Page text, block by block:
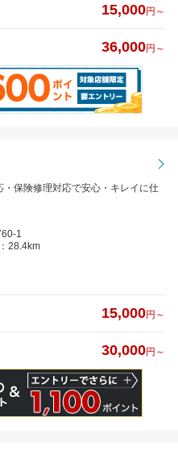
15,000円～
36,000円～
保険修理対応で安心・キレイに仕
1
：28.4km
15,000円～
30,000円～